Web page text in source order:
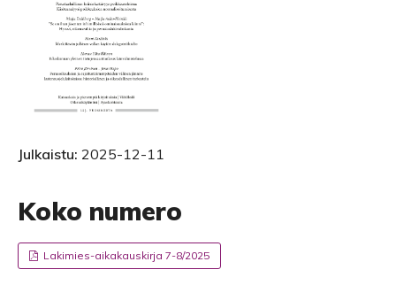
Julkaistu: 2025-12-11
Koko numero
Lakimies-aikakauskirja 7-8/2025